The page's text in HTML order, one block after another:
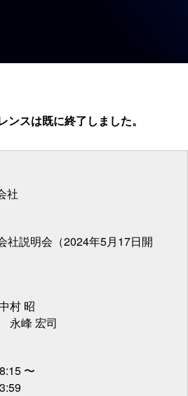
ンスは既に終了しました。
社
社説明会（2024年5月17日開
村 昭
永峰 宏司
〜